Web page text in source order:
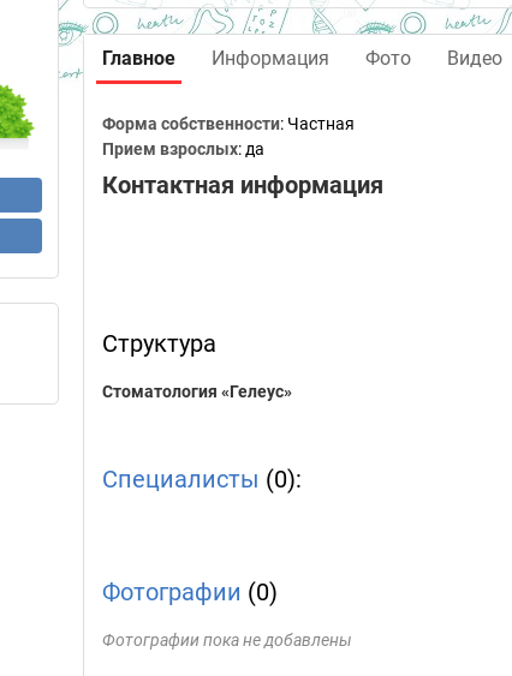
Главное Информация Фото Видео
Форма собственности: Частная
Прием взрослых: да
Контактная информация
Структура
Стоматология «Гелеус»
Специалисты (0):
Фотографии (0)
Фотографии пока не добавлены